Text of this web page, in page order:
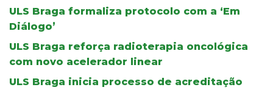
ULS Braga formaliza protocolo com a ‘Em
Diálogo’
ULS Braga reforça radioterapia oncológica
com novo acelerador linear
ULS Braga inicia processo de acreditação